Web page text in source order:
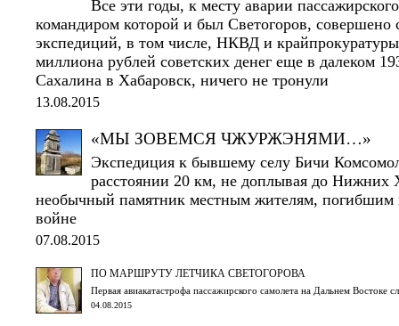
Все эти годы, к месту аварии
командиром которой и был Светогоров, совершено
экспедиций, в том числе, НКВД и
миллиона рублей советских денег еще в далеком
Сахалина в Хабаровск, ничего не тронули
13.08.2015
«МЫ ЗОВЕМСЯ ЧЖУРЖЭНЯМИ…»
Экспедиция к бывшему селу Бичи
расстоянии 20 км, не доплывая до Нижних
необычный памятник местным жителям, погибшим
войне
07.08.2015
ПО МАРШРУТУ ЛЕТЧИКА СВЕТОГОРОВА
Первая авиакатастрофа пассажирского самолета на Дальнем Востоке
04.08.2015